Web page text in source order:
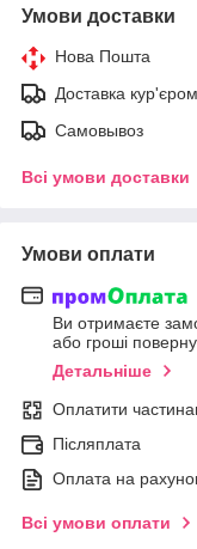
Умови доставки
Нова Пошта
Доставка кур'єром
Самовывоз
Всі умови доставки
Умови оплати
Ви отримаєте
або гроші
Детальніше
Оплатити
Післяплата
Оплата на
Всі умови оплати